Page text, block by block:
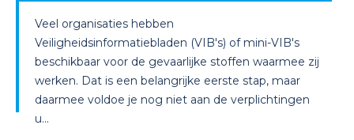
Veel organisaties hebben
Veiligheidsinformatiebladen (VIB's) of mini-VIB's
beschikbaar voor de gevaarlijke stoffen waarmee zij
werken. Dat is een belangrijke eerste stap, maar
daarmee voldoe je nog niet aan de verplichtingen
u...